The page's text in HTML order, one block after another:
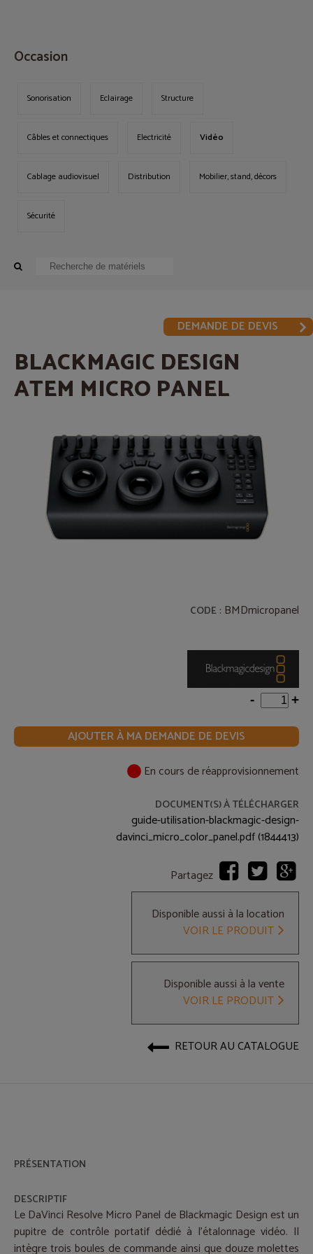
Occasion
Sonorisation Eclairage Structure
Câbles et connectiques Electricité Vidéo
Cablage audiovisuel Distribution Mobilier, stand, décors
Sécurité
DEMANDE DE DEVIS
BLACKMAGIC DESIGN
ATEM MICRO PANEL
CODE : BMDmicropanel
- +
AJOUTER À MA DEMANDE DE DEVIS
En cours de réapprovisionnement
DOCUMENT(S) À TÉLÉCHARGER
guide-utilisation-blackmagic-design-
davinci_micro_color_panel.pdf (1844413)
Partagez
Disponible aussi à la location
VOIR LE PRODUIT
Disponible aussi à la vente
VOIR LE PRODUIT
RETOUR AU CATALOGUE
PRÉSENTATION
DESCRIPTIF
Le DaVinci Resolve Micro Panel de Blackmagic Design est un
pupitre de contrôle portatif dédié à l’étalonnage vidéo. Il
intègre trois boules de commande ainsi que douze molettes